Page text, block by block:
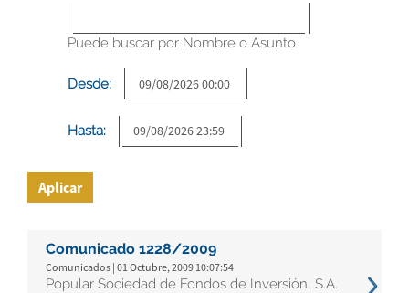
Puede buscar por Nombre o Asunto
Desde:
Hasta:
Aplicar
Comunicado 1228/2009
Comunicados | 01 Octubre, 2009 10:07:54
Popular Sociedad de Fondos de Inversión, S.A.